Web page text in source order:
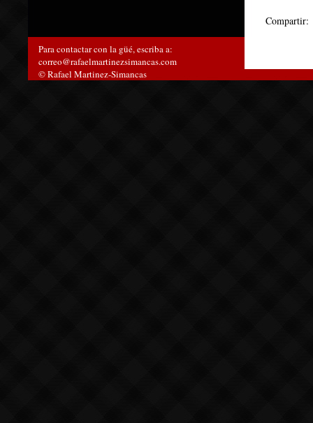
Compartir:
Para contactar con la güé, escriba a:
correo@rafaelmartinezsimancas.com
© Rafael Martinez-Simancas